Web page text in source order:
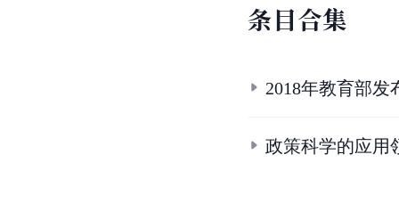
条目合集
2018年教育部
政策科学的应用